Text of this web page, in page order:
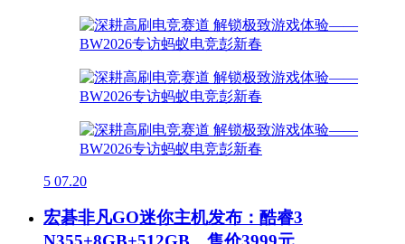
5 07.20
宏碁非凡GO迷你主机发布：酷睿3